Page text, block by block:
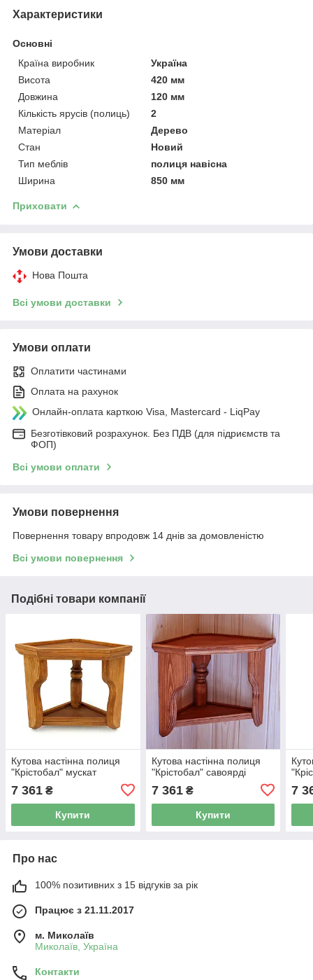
Характеристики
Основні
Країна виробник
Україна
Висота
420 мм
Довжина
120 мм
Кількість ярусів (полиць)
2
Матеріал
Дерево
Стан
Новий
Тип меблів
полиця навісна
Ширина
850 мм
Приховати
Умови доставки
Нова Пошта
Всі умови доставки
Умови оплати
Оплатити частинами
Оплата на рахунок
Онлайн-оплата карткою Visa, Mastercard - LiqPay
Безготівковий розрахунок. Без ПДВ (для підриємств та
ФОП)
Всі умови оплати
Умови повернення
Повернення товару впродовж 14 днів за домовленістю
Всі умови повернення
Подібні товари компанії
Кутова настінна полиця
"Крістобал" мускат
7 361 ₴
Купити
Кутова настінна полиця
"Крістобал" савоярді
7 361₴
Купити
7
Про нас
100% позитивних з 15 відгуків за рік
Працює з 21.11.2017
м. Миколаїв
Миколаїв, Україна
Контакти